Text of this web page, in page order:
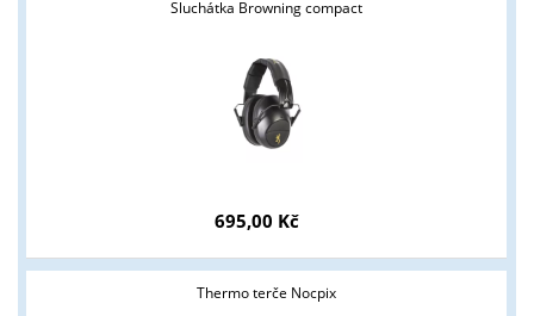
Sluchátka Browning compact
695,00 Kč
Thermo terče Nocpix
Tyto stránky jsou určeny pouze odborné veřejnosti od 18 let a
podnikatelům v oblasti zbraně a střelivo. Splňujete tyto
podmínky?